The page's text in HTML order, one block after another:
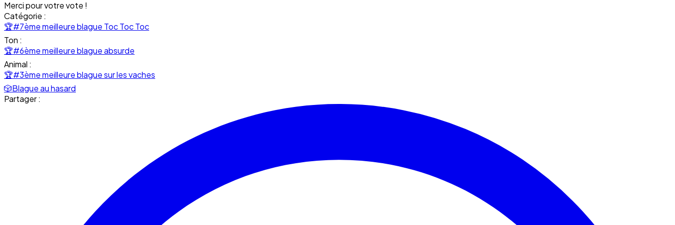
Merci pour votre vote !
Catégorie :
🏆#7ème meilleure blague Toc Toc Toc
Ton :
🏆#6ème meilleure blague absurde
Animal :
🏆#3ème meilleure blague sur les vaches
🎲Blague au hasard
Partager :